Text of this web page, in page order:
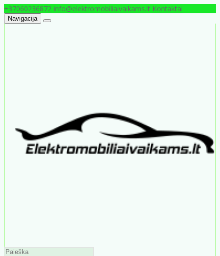
+37060236872 info@elektromobiliaivaikams.lt Kontaktai
Navigacija